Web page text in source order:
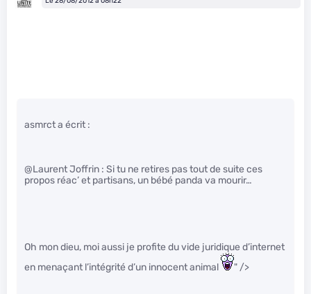
asmrct a écrit :
@Laurent Joffrin : Si tu ne retires pas tout de suite ces
propos réac’ et partisans, un bébé panda va mourir…
Oh mon dieu, moi aussi je profite du vide juridique d’internet
en menaçant l’intégrité d’un innocent animal
" />